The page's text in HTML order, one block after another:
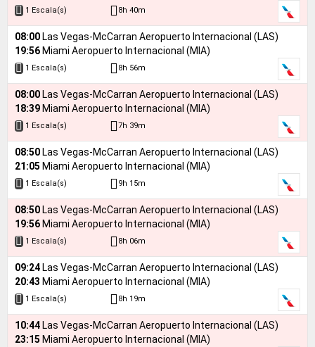
1 Escala(s) 8h 40m
08:00 Las Vegas-McCarran Aeropuerto Internacional (LAS)
19:56 Miami Aeropuerto Internacional (MIA)
1 Escala(s) 8h 56m
08:00 Las Vegas-McCarran Aeropuerto Internacional (LAS)
18:39 Miami Aeropuerto Internacional (MIA)
1 Escala(s) 7h 39m
08:50 Las Vegas-McCarran Aeropuerto Internacional (LAS)
21:05 Miami Aeropuerto Internacional (MIA)
1 Escala(s) 9h 15m
08:50 Las Vegas-McCarran Aeropuerto Internacional (LAS)
19:56 Miami Aeropuerto Internacional (MIA)
1 Escala(s) 8h 06m
09:24 Las Vegas-McCarran Aeropuerto Internacional (LAS)
20:43 Miami Aeropuerto Internacional (MIA)
1 Escala(s) 8h 19m
10:44 Las Vegas-McCarran Aeropuerto Internacional (LAS)
23:15 Miami Aeropuerto Internacional (MIA)